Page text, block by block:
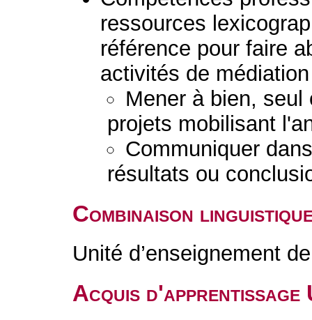
ressources
référence pour faire
activités de
Mener à bien,
projets mobilisant
Communiquer
résultats ou
Combinaison
Unité d’enseignement
Acquis d'apprentissage